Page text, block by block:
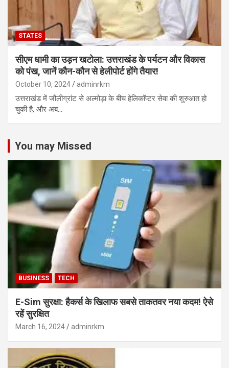
STATES
सीएम धामी का उड़न खटोला: उत्तराखंड के पर्यटन और विकास
को पंख, जानें कौन-कौन से हेलीपोर्ट होंगे तैयार!
October 10, 2024 adminrkm
उत्तराखंड में जौलीग्रांट से अल्मोड़ा के बीच हेलिकॉप्टर सेवा की शुरुआत हो
चुकी है, और अब…
You may Missed
BUSINESS TECH
E-Sim सुरक्षा: हैकर्स के खिलाफ सबसे ताकतवर नया कदम! ऐसे
रहें सुरक्षित
March 16, 2024 adminrkm